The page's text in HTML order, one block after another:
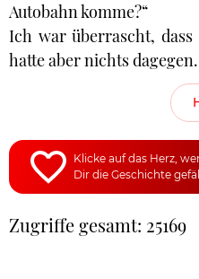
Autobahn komme?“
Ich war überrascht,
hatte aber nichts dagegen.
Klicke auf das Herz,
Dir die Geschichte
Zugriffe gesamt: 25169